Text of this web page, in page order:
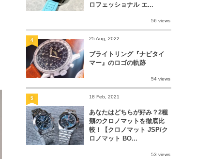
ロフェッショナル エ...
56 views
25 Aug, 2022
ブライトリング『ナビタイ
マー』のロゴの軌跡
54 views
4
18 Feb, 2021
あなたはどちらが好み？2種
類のクロノマットを徹底比
較！【クロノマット JSP/ク
ロノマット BO...
53 views
5